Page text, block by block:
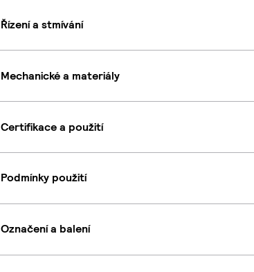
Řízení a stmívání
Mechanické a materiály
Certifikace a použití
Podmínky použití
Označení a balení